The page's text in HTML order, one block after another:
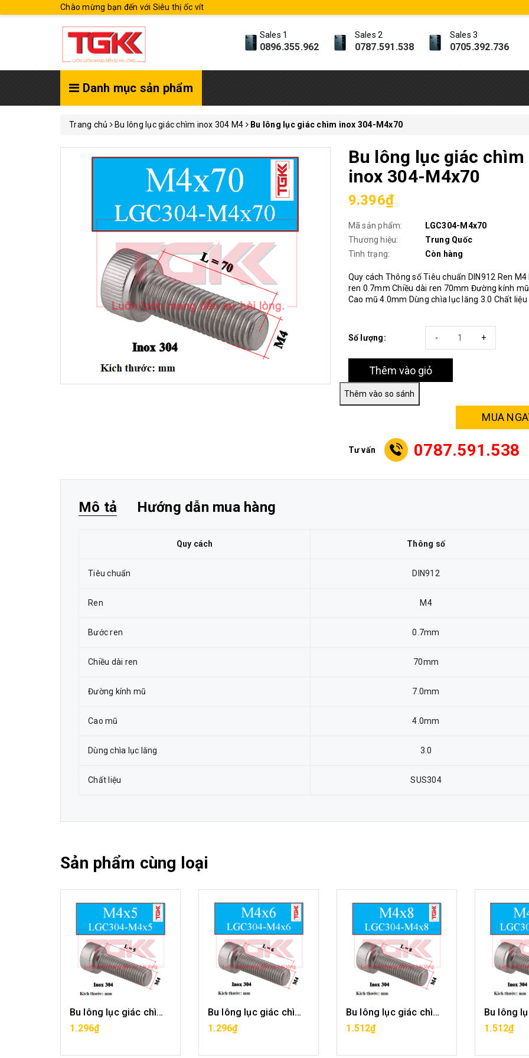
Chào mừng bạn đến với Siêu thị ốc vít
Sales 1
0896.355.962
Sales 2
0787.591.538
Sales 3
0705.392.736
Danh mục sản phẩm
Trang chủ Bu lông lục giác chìm inox 304 M4 Bu lông lục giác chìm inox 304-M4x70
Bu lông lục giác chìm
inox 304-M4x70
9.396₫
Mã sản phẩm:
LGC304-M4x70
Thương hiệu:
Trung Quốc
Tình trạng:
Còn hàng
Quy cách Thông số Tiêu chuẩn DIN912 Ren M4
ren 0.7mm Chiều dài ren 70mm Đường kính
Cao mũ 4.0mm Dùng chìa lục lăng 3.0 Chất liệu
Số lượng: +
-
Thêm vào giỏ
MUA
Tư vấn 0787.591.538
Mô tả Hướng dẫn mua hàng
Quy cách Thông số
Tiêu chuẩn DIN912
Ren M4
Bước ren 0.7mm
Chiều dài ren 70mm
Đường kính mũ 7.0mm
Cao mũ 4.0mm
Dùng chìa lục lăng 3.0
Chất liệu SUS304
Sản phẩm cùng loại
Bu lông lục giác chìm inox 304-M4x5
1.296₫
MUA HÀNG
Bu lông lục giác chìm inox 304-M4x6
1.296₫
MUA HÀNG
Bu lông lục giác chìm inox 304-M4x8
1.512₫
MUA HÀNG
1.512₫